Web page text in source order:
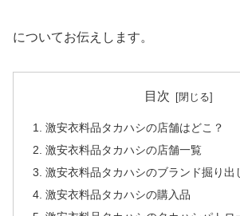
についてお伝えします。
目次
激安衣料品タカハシの店舗はどこ？
激安衣料品タカハシの店舗一覧
激安衣料品タカハシのブランド掘り出
激安衣料品タカハシの購入品